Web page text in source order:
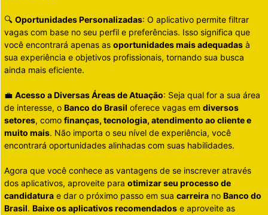
🔍 Oportunidades Personalizadas: O aplicativo permite filtrar
vagas com base no seu perfil e preferências. Isso significa que
você encontrará apenas as oportunidades mais adequadas à
sua experiência e objetivos profissionais, tornando sua busca
ainda mais eficiente.
💼 Acesso a Diversas Áreas de Atuação: Seja qual for a sua área
de interesse, o Banco do Brasil oferece vagas em diversos
setores, como finanças, tecnologia, atendimento ao cliente e
muito mais. Não importa o seu nível de experiência, você
encontrará oportunidades alinhadas com suas habilidades.
Agora que você conhece as vantagens de se inscrever através
dos aplicativos, aproveite para otimizar seu processo de
candidatura e dar o próximo passo em sua carreira no Banco do
Brasil. Baixe os aplicativos recomendados e aproveite as